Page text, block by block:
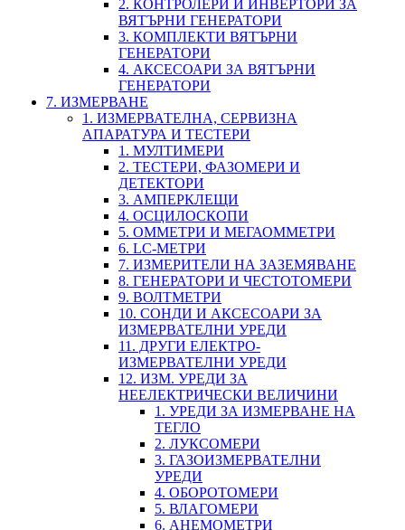
2. КОНТРОЛЕРИ И ИНВЕРТОРИ ЗА
ВЯТЪРНИ ГЕНЕРАТОРИ
3. КОМПЛЕКТИ ВЯТЪРНИ
ГЕНЕРАТОРИ
4. АКСЕСОАРИ ЗА ВЯТЪРНИ
ГЕНЕРАТОРИ
7. ИЗМЕРВАНЕ
1. ИЗМЕРВАТЕЛНА, СЕРВИЗНА
АПАРАТУРА И ТЕСТЕРИ
1. МУЛТИМЕРИ
2. ТЕСТЕРИ, ФАЗОМЕРИ И
ДЕТЕКТОРИ
3. АМПЕРКЛЕЩИ
4. ОСЦИЛОСКОПИ
5. ОММЕТРИ И МЕГАОММЕТРИ
6. LC-МЕТРИ
7. ИЗМЕРИТЕЛИ НА ЗАЗЕМЯВАНЕ
8. ГЕНЕРАТОРИ И ЧЕСТОТОМЕРИ
9. ВОЛТМЕТРИ
10. СОНДИ И АКСЕСОАРИ ЗА
ИЗМЕРВАТЕЛНИ УРЕДИ
11. ДРУГИ ЕЛЕКТРО-
ИЗМЕРВАТЕЛНИ УРЕДИ
12. ИЗМ. УРЕДИ ЗА
НЕЕЛЕКТРИЧЕСКИ ВЕЛИЧИНИ
1. УРЕДИ ЗА ИЗМЕРВАНЕ НА
ТЕГЛО
2. ЛУКСОМЕРИ
3. ГАЗОИЗМЕРВАТЕЛНИ
УРЕДИ
4. ОБОРОТОМЕРИ
5. ВЛАГОМЕРИ
6. АНЕМОМЕТРИ